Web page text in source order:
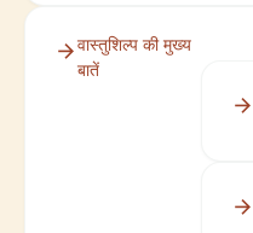
वास्तुशिल्प की मुख्य
बातें